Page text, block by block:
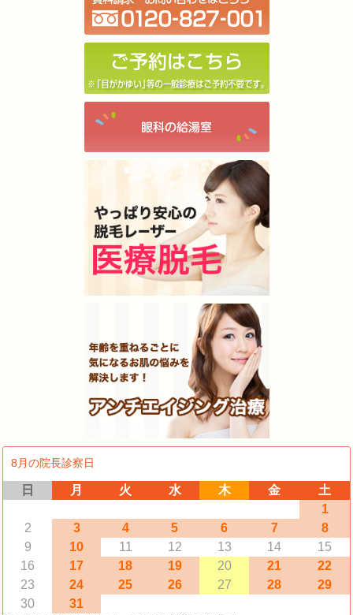
8月の院長診察日
日 月 火 水 木 金
土
1
2
3 4 5 6 7
8
9
10 11 12 13 14
15
16
17 18 19 20 21
22
23
24 25 26 27 28
29
30
31